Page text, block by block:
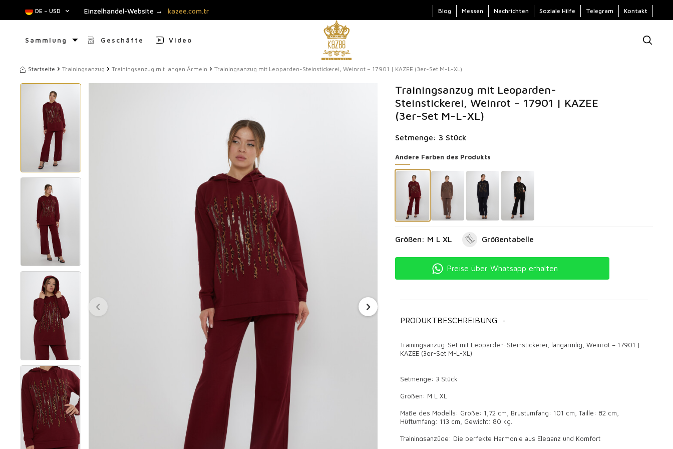
DE − USD Einzelhandel-Website → kazee.com.tr Blog Messen Nachrichten Soziale Hilfe Telegram Kontakt
Sammlung Geschäfte Video
Startseite Trainingsanzug Trainingsanzug mit langen Ärmeln Trainingsanzug mit Leoparden-Steinstickerei, Weinrot – 17901 | KAZEE (3er-Set M-L-XL)
Trainingsanzug mit Leoparden-
Steinstickerei, Weinrot – 17901 | KAZEE
(3er-Set M-L-XL)
Setmenge: 3 Stück
Andere Farben des Produkts
Größen: M L XL Größentabelle
Preise über Whatsapp erhalten
PRODUKTBESCHREIBUNG -
Trainingsanzug-Set mit Leoparden-Steinstickerei, langärmlig, Weinrot – 17901 |
KAZEE (3er-Set M-L-XL)
Setmenge: 3 Stück
Größen: M L XL
Maße des Modells: Größe: 1,72 cm, Brustumfang: 101 cm, Taille: 82 cm,
Hüftumfang: 113 cm, Gewicht: 80 kg.
Trainingsanzüge: Die perfekte Harmonie aus Eleganz und Komfort